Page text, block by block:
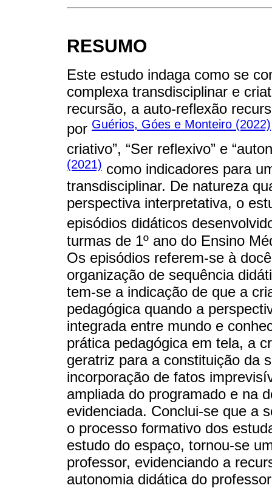
RESUMO
Este estudo indaga como se
complexa transdisciplinar e
recursão, a auto-reflexão
por Guérios, Góes e Monteiro (2022)
criativo”, “Ser reflexivo” e
(2021) como indicadores para
transdisciplinar. De natureza
perspectiva interpretativa, o
episódios didáticos
turmas de 1º ano do Ensino
Os episódios referem-se à
organização de sequência
tem-se a indicação de que a
pedagógica quando a
integrada entre mundo e
prática pedagógica em tela, a
geratriz para a constituição da
incorporação de fatos
ampliada do programado e na
evidenciada. Conclui-se que a
o processo formativo dos
estudo do espaço, tornou-se
professor, evidenciando a
autonomia didática do